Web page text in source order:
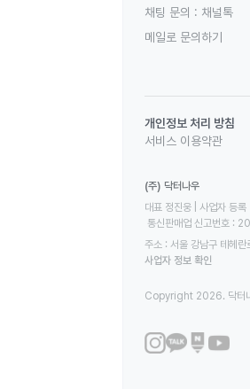
채팅 문의 : 채널톡
메일로 문의하기
개인정보 처리 방침
서비스 이용약관
(주) 닥터나우
대표 정진웅 | 사업자
통신판매업 신고번호
주소 : 서울 강남구 테헤
사업자 정보 확인
Copyright 2026. 닥터